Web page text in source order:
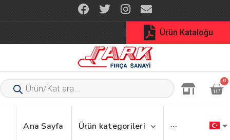
Ürün Kataloğu
Ana Sayfa Ürün kategorileri ···
0